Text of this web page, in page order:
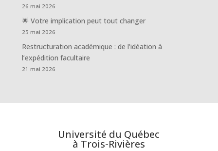
26 mai 2026
🌟 Votre implication peut tout changer
25 mai 2026
Restructuration académique : de l’idéation à
l’expédition facultaire
21 mai 2026
Université du Québec
à Trois-Rivières